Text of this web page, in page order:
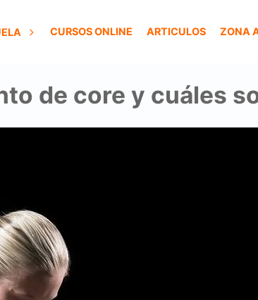
CURSOS ONLINE ARTICULOS ZONA
de core y cuáles